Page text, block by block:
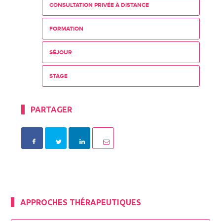
CONSULTATION PRIVÉE À DISTANCE
FORMATION
SÉJOUR
STAGE
PARTAGER
APPROCHES THÉRAPEUTIQUES